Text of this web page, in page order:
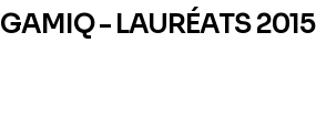
GAMIQ - LAURÉATS 2015